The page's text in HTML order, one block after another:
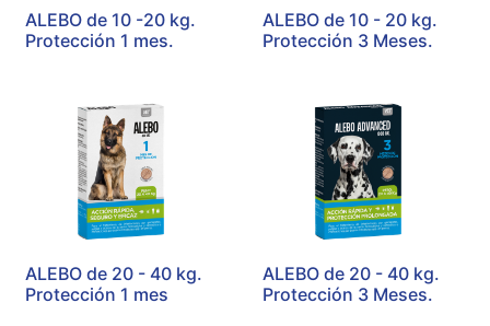
ALEBO de 10 -20 kg.
Protección 1 mes.
ALEBO de 10 - 20 kg.
Protección 3 Meses.
ALEBO de 20 - 40 kg.
Protección 1 mes
ALEBO de 20 - 40 kg.
Protección 3 Meses.